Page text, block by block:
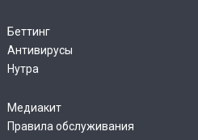
Беттинг
Антивирусы
Нутра
Медиакит
Правила обслуживания